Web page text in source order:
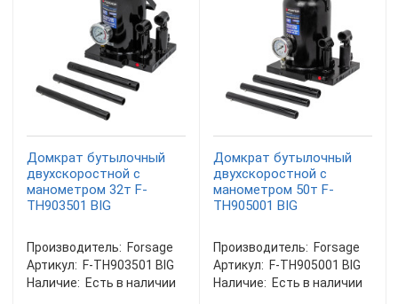
Домкрат бутылочный
двухскоростной с
манометром 32т F-
TH903501 BIG
Производитель: Forsage
Артикул: F-TH903501 BIG
Наличие: Есть в наличии
Домкрат бутылочный
двухскоростной с
манометром 50т F-
TH905001 BIG
Производитель: Forsage
Артикул: F-TH905001 BIG
Наличие: Есть в наличии